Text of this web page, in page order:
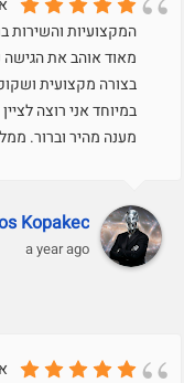
המקצועיות והשירות
מאוד אוהב את
בצורה מקצועית
במיוחד אני רוצה
מענה מהיר וברור.
Kopakec
a year ago